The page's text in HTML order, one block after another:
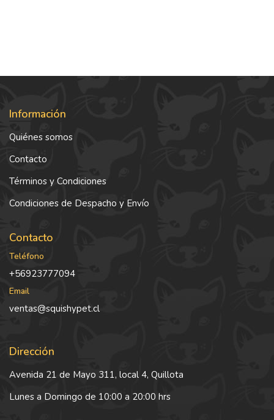
Información
Quiénes somos
Contacto
Términos y Condiciones
Condiciones de Despacho y Envío
Contacto
Teléfono
+56923777094
Email
ventas@squishypet.cl
Dirección
Avenida 21 de Mayo 311, local 4, Quillota
Lunes a Domingo de 10:00 a 20:00 hrs